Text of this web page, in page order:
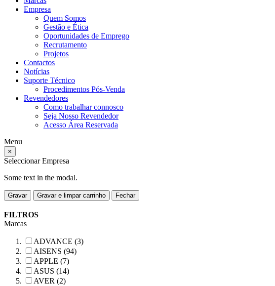
Empresa
Quem Somos
Gestão e Ética
Oportunidades de Emprego
Recrutamento
Projetos
Contactos
Notícias
Suporte Técnico
Procedimentos Pós-Venda
Revendedores
Como trabalhar connosco
Seja Nosso Revendedor
Acesso Área Reservada
Menu
×
Seleccionar Empresa
Some text in the modal.
Gravar Gravar e limpar carrinho Fechar
FILTROS
Marcas
ADVANCE (3)
AISENS (94)
APPLE (7)
ASUS (14)
AVER (2)